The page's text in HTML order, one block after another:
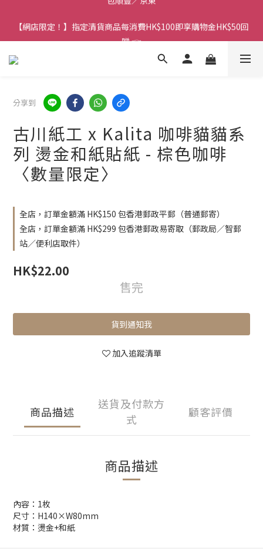
包順豐／京東
【網店限定！】指定清貨商品每消費HK$100即享購物金HK$50回
贈 👈
香港訂單金額滿HK$150包平郵｜滿HK$299包易寄取｜滿HK$499
分享到
古川紙工 x Kalita 咖啡貓貓系
列 燙金和紙貼紙 - 棕色咖啡
〈數量限定〉
全店，訂單金額滿 HK$150 包香港郵政平郵（普通郵寄）
全店，訂單金額滿 HK$299 包香港郵政易寄取（郵政局／智郵
站／便利店取件）
HK$22.00
售完
貨到通知我
加入追蹤清單
商品描述
送貨及付款方
式
顧客評價
商品描述
內容：1枚
尺寸：H140×W80mm
材質：燙金+和紙